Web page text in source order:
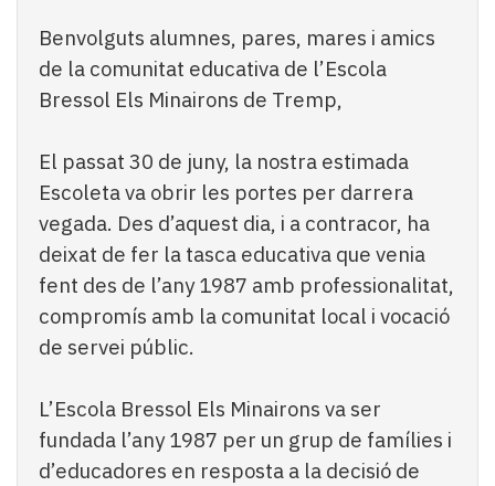
Contingut
patrocinat
Lo
més
Editorial
Benvolguts alumnes, pares, mares i amics
de la comunitat educativa de l’Escola
Bressol Els Minairons de Tremp,
El passat 30 de juny, la nostra estimada
Escoleta va obrir les portes per darrera
vegada. Des d’aquest dia, i a contracor, ha
deixat de fer la tasca educativa que venia
fent des de l’any 1987 amb professionalitat,
compromís amb la comunitat local i vocació
de servei públic.
L’Escola Bressol Els Minairons va ser
fundada l’any 1987 per un grup de famílies i
d’educadores en resposta a la decisió de